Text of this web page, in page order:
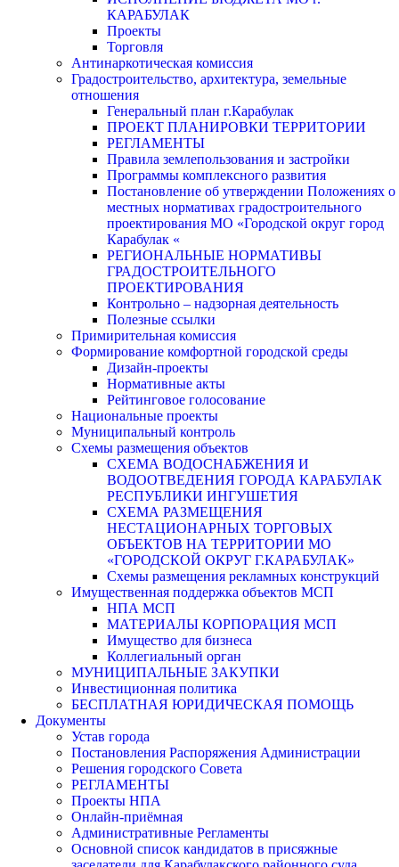
КАРАБУЛАК
Проекты
Торговля
Антинаркотическая комиссия
Градостроительство, архитектура, земельные
отношения
Генеральный план г.Карабулак
ПРОЕКТ ПЛАНИРОВКИ ТЕРРИТОРИИ
РЕГЛАМЕНТЫ
Правила землепользования и застройки
Программы комплексного развития
Постановление об утверждении Положениях о
местных нормативах градостроительного
проектирования МО «Городской округ город
Карабулак «
РЕГИОНАЛЬНЫЕ НОРМАТИВЫ
ГРАДОСТРОИТЕЛЬНОГО
ПРОЕКТИРОВАНИЯ
Контрольно – надзорная деятельность
Полезные ссылки
Примирительная комиссия
Формирование комфортной городской среды
Дизайн-проекты
Нормативные акты
Рейтинговое голосование
Национальные проекты
Муниципальный контроль
Схемы размещения объектов
СХЕМА ВОДОСНАБЖЕНИЯ И
ВОДООТВЕДЕНИЯ ГОРОДА КАРАБУЛАК
РЕСПУБЛИКИ ИНГУШЕТИЯ
СХЕМА РАЗМЕЩЕНИЯ
НЕСТАЦИОНАРНЫХ ТОРГОВЫХ
ОБЪЕКТОВ НА ТЕРРИТОРИИ МО
«ГОРОДСКОЙ ОКРУГ Г.КАРАБУЛАК»
Схемы размещения рекламных конструкций
Имущественная поддержка объектов МСП
НПА МСП
МАТЕРИАЛЫ КОРПОРАЦИЯ МСП
Имущество для бизнеса
Коллегиальный орган
МУНИЦИПАЛЬНЫЕ ЗАКУПКИ
Инвестиционная политика
БЕСПЛАТНАЯ ЮРИДИЧЕСКАЯ ПОМОЩЬ
Документы
Устав города
Постановления Распоряжения Администрации
Решения городского Совета
РЕГЛАМЕНТЫ
Проекты НПА
Онлайн-приёмная
Административные Регламенты
Основной список кандидатов в присяжные